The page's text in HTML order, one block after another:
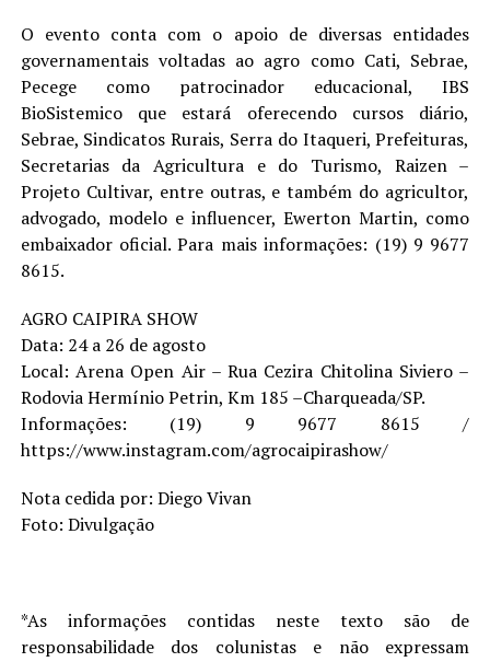
O evento conta com o apoio de diversas entidades
governamentais voltadas ao agro como Cati, Sebrae,
Pecege como patrocinador educacional, IBS
BioSistemico que estará oferecendo cursos diário,
Sebrae, Sindicatos Rurais, Serra do Itaqueri, Prefeituras,
Secretarias da Agricultura e do Turismo, Raizen –
Projeto Cultivar, entre outras, e também do agricultor,
advogado, modelo e influencer, Ewerton Martin, como
embaixador oficial. Para mais informações: (19) 9 9677
8615.
AGRO CAIPIRA SHOW
Data: 24 a 26 de agosto
Local: Arena Open Air – Rua Cezira Chitolina Siviero –
Rodovia Hermínio Petrin, Km 185 –Charqueada/SP.
Informações: (19) 9 9677 8615 /
https://www.instagram.com/agrocaipirashow/
Nota cedida por: Diego Vivan
Foto: Divulgação
*As informações contidas neste texto são de
responsabilidade dos colunistas e não expressam